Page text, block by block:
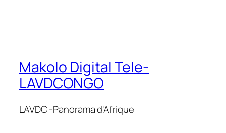
Makolo Digital Tele-
LAVDCONGO
LAVDC -Panorama d'Afrique